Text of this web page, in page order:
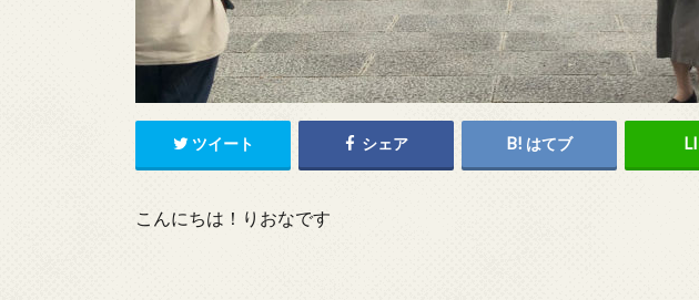
ツイート シェア はてブ
こんにちは！りおなです